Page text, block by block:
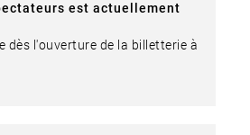
est actuellement
dès l'ouverture de la billetterie à